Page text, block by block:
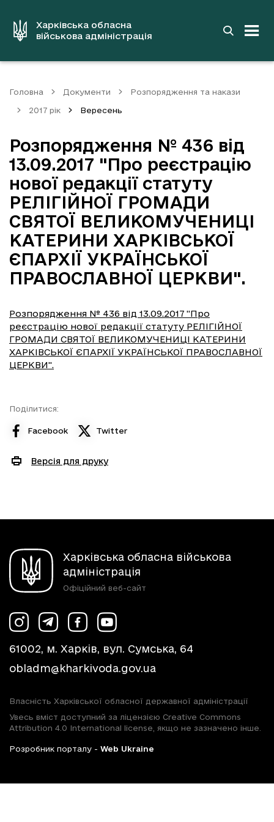
вмістуХарківська обласна
військова адміністрація
Головна Документи Розпорядження та накази
2017 рік Вересень
Розпорядження № 436 від
13.09.2017 "Про реєстрацію
нової редакції статуту
РЕЛІГІЙНОЇ ГРОМАДИ
СВЯТОЇ ВЕЛИКОМУЧЕНИЦІ
КАТЕРИНИ ХАРКІВСЬКОЇ
ЄПАРХІЇ УКРАЇНСЬКОЇ
ПРАВОСЛАВНОЇ ЦЕРКВИ".
Розпорядження № 436 від 13.09.2017 "Про
реєстрацію нової редакції статуту РЕЛІГІЙНОЇ
ГРОМАДИ СВЯТОЇ ВЕЛИКОМУЧЕНИЦІ КАТЕРИНИ
ХАРКІВСЬКОЇ ЄПАРХІЇ УКРАЇНСЬКОЇ ПРАВОСЛАВНОЇ
ЦЕРКВИ".
Поділитися:
Facebook Twitter
Версія для друку
Харківська обласна військова
адміністрація
Офіційний веб-сайт
61002, м. Харків, вул. Сумська, 64
obladm@kharkivoda.gov.ua
Власність Харківської обласної державної адміністрації
Увесь вміст доступний за ліцензією Creative Commons
Attribution 4.0 International license, якщо не зазначено інше.
Розробник порталу - Web Ukraine